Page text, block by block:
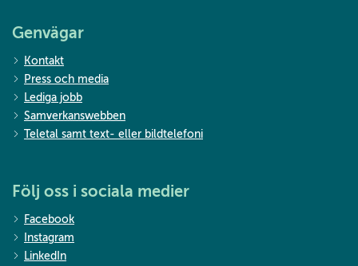
Genvägar
Kontakt
Press och media
Lediga jobb
Samverkanswebben
Teletal samt text- eller bildtelefoni
Följ oss i sociala medier
Facebook
Instagram
LinkedIn